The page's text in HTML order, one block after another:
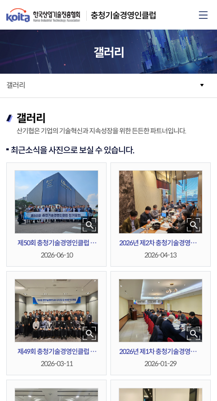
충청기술경영인클럽
갤러리
갤러리
갤러리
산기협은 기업의 기술혁신과 지속성장을 위한 든든한 파트너입니다.
최근소식을 사진으로 보실 수 있습니다.
제50회 충청기술경영인클럽 정
기모임
2026-06-10
2026년 제2차 충청기술경영인클
럽 운영위원회
2026-04-13
제49회 충청기술경영인클럽 정
기모임 및 2026년 정기총회
2026-03-11
2026년 제1차 충청기술경영인클
럽 운영위원회
2026-01-29